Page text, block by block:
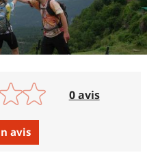
0 avis
avis